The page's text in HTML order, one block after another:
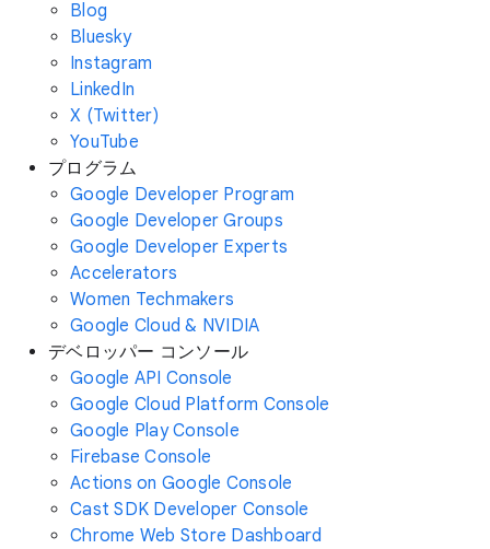
Blog
Bluesky
Instagram
LinkedIn
X (Twitter)
YouTube
プログラム
Google Developer Program
Google Developer Groups
Google Developer Experts
Accelerators
Women Techmakers
Google Cloud & NVIDIA
デベロッパー コンソール
Google API Console
Google Cloud Platform Console
Google Play Console
Firebase Console
Actions on Google Console
Cast SDK Developer Console
Chrome Web Store Dashboard